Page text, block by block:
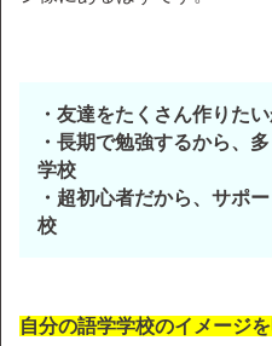
・友達をたくさん作りた
・長期で勉強するから、
学校
・超初心者だから、サポ
校
自分の語学学校のイメージ